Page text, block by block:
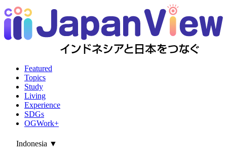
Featured
Topics
Study
Living
Experience
SDGs
OGWork+
Indonesia ▼